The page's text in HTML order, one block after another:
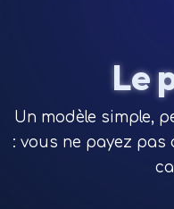
Le
Un modèle simple,
: vous ne payez pas